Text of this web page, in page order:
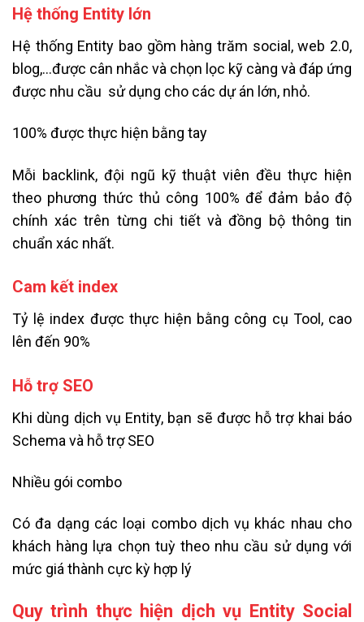
Hệ thống Entity lớn
Hệ thống Entity bao gồm hàng trăm social, web 2.0,
blog,…được cân nhắc và chọn lọc kỹ càng và đáp ứng
được nhu cầu sử dụng cho các dự án lớn, nhỏ.
100% được thực hiện bằng tay
Mỗi backlink, đội ngũ kỹ thuật viên đều thực hiện
theo phương thức thủ công 100% để đảm bảo độ
chính xác trên từng chi tiết và đồng bộ thông tin
chuẩn xác nhất.
Cam kết index
Tỷ lệ index được thực hiện bằng công cụ Tool, cao
lên đến 90%
Hỗ trợ SEO
Khi dùng dịch vụ Entity, bạn sẽ được hỗ trợ khai báo
Schema và hỗ trợ SEO
Nhiều gói combo
Có đa dạng các loại combo dịch vụ khác nhau cho
khách hàng lựa chọn tuỳ theo nhu cầu sử dụng với
mức giá thành cực kỳ hợp lý
Quy trình thực hiện dịch vụ Entity Social